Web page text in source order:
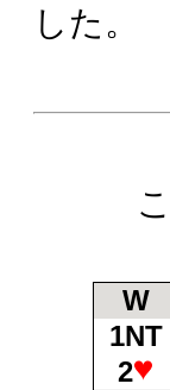
した
ここ
W
1NT
2